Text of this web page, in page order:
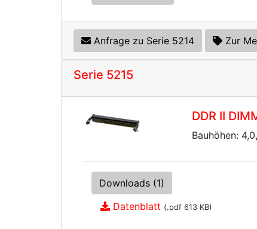
Anfrage zu Serie 5214 Zur
Serie 5215
DDR II
Bauhöhen:
Downloads (1)
Datenblatt (.pdf 613 KB)